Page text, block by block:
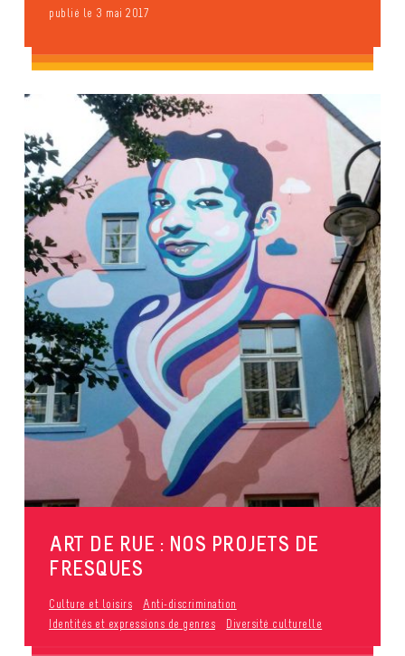
publié le 3 mai 2017
ART DE RUE : NOS PROJETS DE
FRESQUES
Culture et loisirs
Anti-discrimination
Identités et expressions de genres
Diversité culturelle